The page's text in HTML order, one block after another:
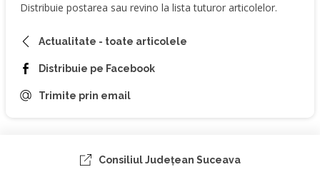
Distribuie postarea sau revino la lista tuturor articolelor.
Actualitate - toate articolele
Distribuie pe Facebook
Trimite prin email
Consiliul Judeţean Suceava